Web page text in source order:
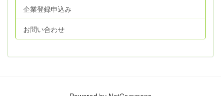
企業登録申込み
お問い合わせ